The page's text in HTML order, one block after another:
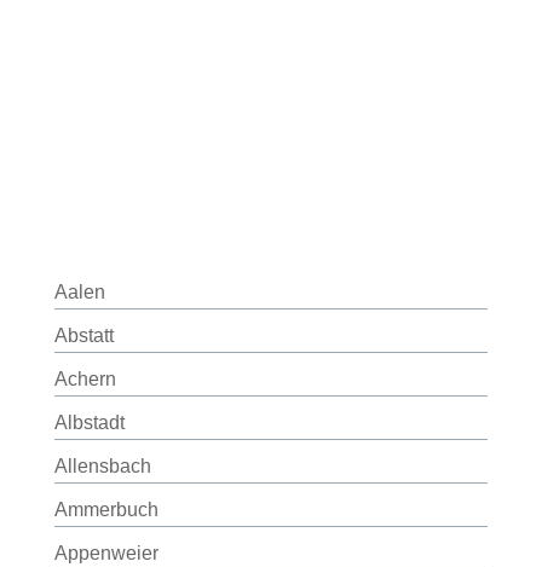
Aalen
Abstatt
Achern
Albstadt
Allensbach
Ammerbuch
Appenweier